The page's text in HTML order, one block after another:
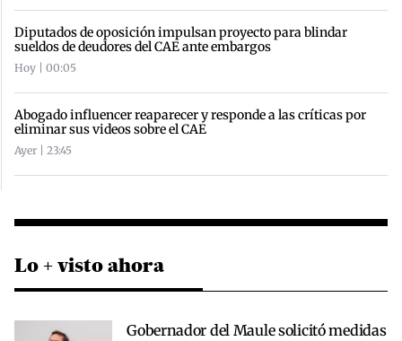
Diputados de oposición impulsan proyecto para blindar
sueldos de deudores del CAE ante embargos
Hoy | 00:05
Abogado influencer reaparecer y responde a las críticas por
eliminar sus videos sobre el CAE
Ayer | 23:45
Lo + visto ahora
Gobernador del Maule solicitó medidas